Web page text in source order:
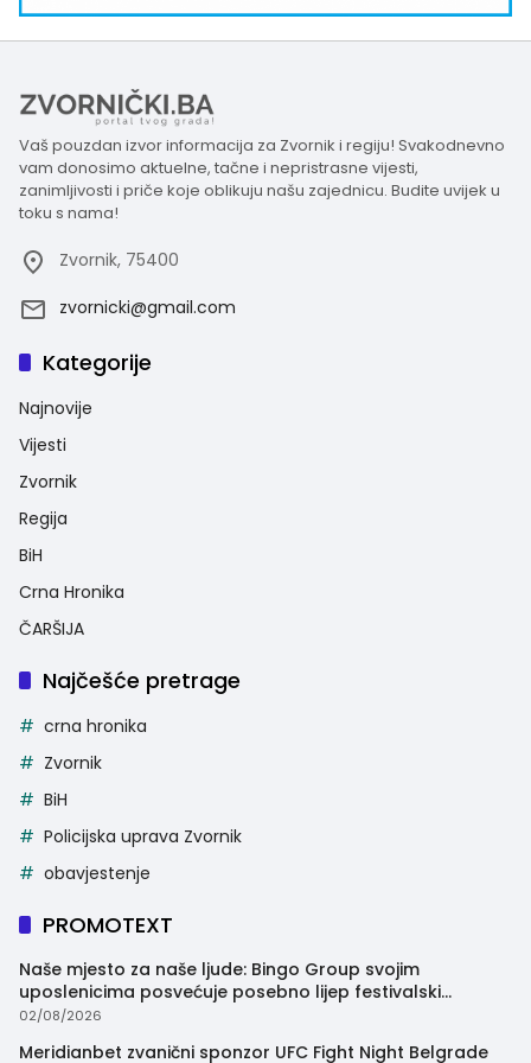
Vaš pouzdan izvor informacija za Zvornik i regiju! Svakodnevno
vam donosimo aktuelne, tačne i nepristrasne vijesti,
zanimljivosti i priče koje oblikuju našu zajednicu. Budite uvijek u
toku s nama!
Zvornik, 75400
zvornicki@gmail.com
Kategorije
Najnovije
Vijesti
Zvornik
Regija
BiH
Crna Hronika
ČARŠIJA
Najčešće pretrage
crna hronika
Zvornik
BiH
Policijska uprava Zvornik
obavjestenje
PROMOTEXT
Naše mjesto za naše ljude: Bingo Group svojim
uposlenicima posvećuje posebno lijep festivalski
trenutak
02/08/2026
Meridianbet zvanični sponzor UFC Fight Night Belgrade